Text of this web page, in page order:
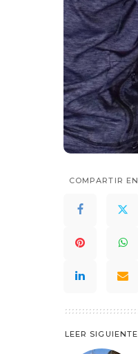
COMPARTIR EN
LEER SIGUIENTE